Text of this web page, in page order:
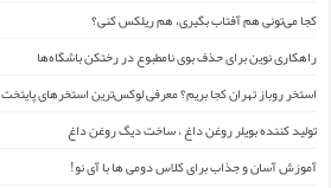
کجا می‌تونی هم آفتاب بگیری، هم ریلکس کنی؟
راهکاری نوین برای حذف بوی نامطبوع در رختکن باشگاه‌ها
استخر روباز تهران کجا بریم؟ معرفی لوکس‌ترین استخرهای پایتخت
تولید کننده بویلر روغن داغ ، ساخت دیگ روغن داغ
آموزش آسان و جذاب برای کلاس دومی ها با آی نو!